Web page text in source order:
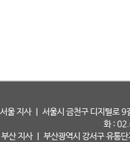
서울 지사 ㅣ 서울시 금천구 디지털로
화 :
부산 지사 ㅣ 부산광역시 강서구 유통